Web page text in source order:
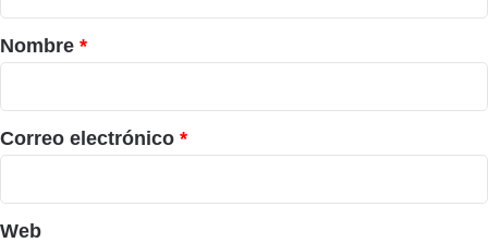
r
i
o
*
Nombre *
Correo electrónico *
Web